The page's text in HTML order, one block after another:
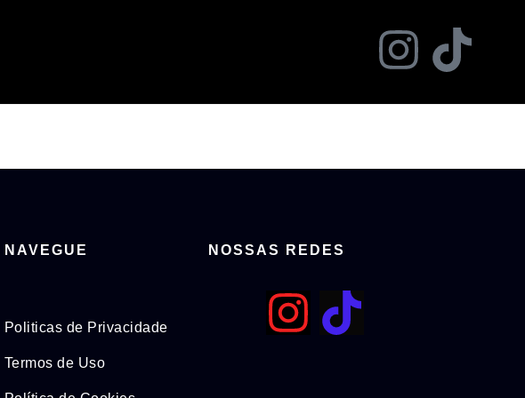
NAVEGUE
Politicas de Privacidade
Termos de Uso
NOSSAS REDES